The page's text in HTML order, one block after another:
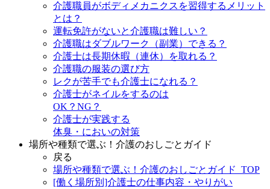
介護職員がボディメカニクスを習得するメリット
とは？
運転免許がないと介護職は難しい？
介護職はダブルワーク（副業）できる？
介護士は長期休暇（連休）を取れる？
介護職の服装の選び方
レクが苦手でも介護士になれる？
介護士がネイルをするのは
OK？NG？
介護士が実践する
体臭・においの対策
場所や種類で選ぶ！介護のおしごとガイド
戻る
場所や種類で選ぶ！介護のおしごとガイド_TOP
[働く場所別]介護士の仕事内容・やりがい